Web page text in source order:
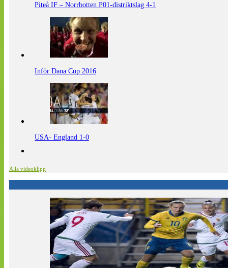
Piteå IF – Norrbotten P01-distriktslag 4-1
Inför Dana Cup 2016
USA- England 1-0
Alla videoklipp